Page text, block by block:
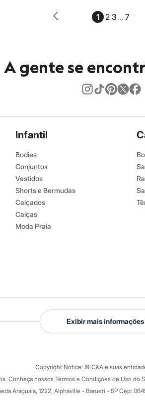
1 2 3 ... 7
A gente se
Infantil
Bodies
Conjuntos
Vestidos
Shorts e Bermudas
Calçados
Calças
Moda Praia
Tipos
Formas
Todas
Minha
Exibir mais informações
Copyright Notice: © C&A e suas
Conheça nossos Termos e Condições de Uso do
Araguaia, 1222, Alphaville - Barueri - SP Cep: